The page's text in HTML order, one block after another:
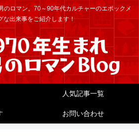
のロマン。70～90年代カルチャーのエポックメ
な出来事をご紹介します！
人気記事一覧
お問い合わせ